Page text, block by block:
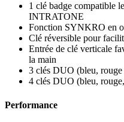
1 clé badge compatible
INTRATONE
Fonction SYNKRO en
Clé réversible pour
Entrée de clé verticale
la main
3 clés DUO (bleu,
4 clés DUO (bleu,
Performance